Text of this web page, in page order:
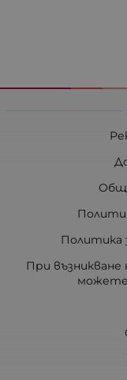
Политика
При възникване